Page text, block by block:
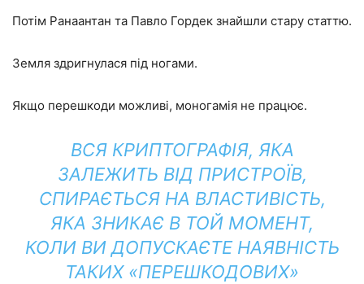
Потім Ранаантан та Павло Гордек знайшли стару статтю.
Земля здригнулася під ногами.
Якщо перешкоди можливі, моногамія не працює.
ВСЯ КРИПТОГРАФІЯ, ЯКА
ЗАЛЕЖИТЬ ВІД ПРИСТРОЇВ,
СПИРАЄТЬСЯ НА ВЛАСТИВІСТЬ,
ЯКА ЗНИКАЄ В ТОЙ МОМЕНТ,
КОЛИ ВИ ДОПУСКАЄТЕ НАЯВНІСТЬ
ТАКИХ «ПЕРЕШКОДОВИХ»